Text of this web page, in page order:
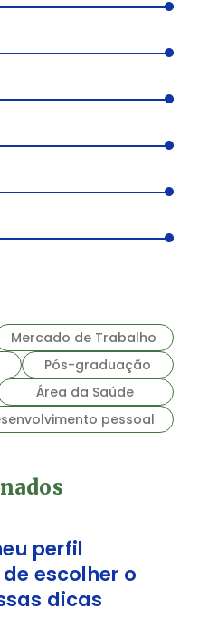
Mercado de Trabalho
Pós-graduação
Área da Saúde
pessoal
perfil
escolher o
dicas